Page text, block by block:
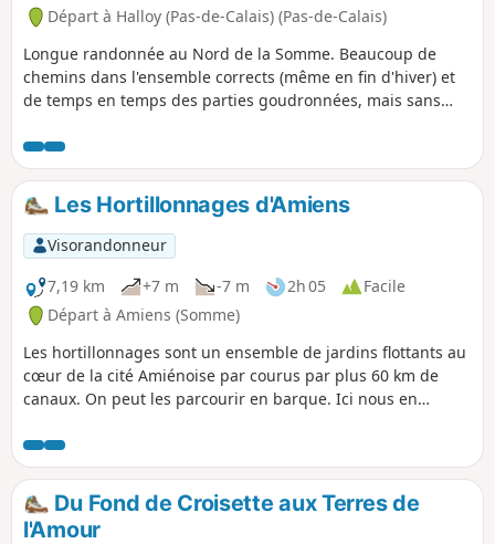
Départ à Halloy (Pas-de-Calais) (Pas-de-Calais)
Longue randonnée au Nord de la Somme. Beaucoup de
chemins dans l'ensemble corrects (même en fin d'hiver) et
de temps en temps des parties goudronnées, mais sans
d'Amplier très belle et le chemin entre Beauquesne et
Beauval est très intéressant.
Les Hortillonnages d'Amiens
Visorandonneur
7,19 km
+7 m -7 m 2h 05
Facile
Départ à Amiens (Somme)
Les hortillonnages sont un ensemble de jardins flottants au
cœur de la cité Amiénoise par courus par plus 60 km de
canaux. On peut les parcourir en barque. Ici nous en
Du Fond de Croisette aux Terres de
l'Amour